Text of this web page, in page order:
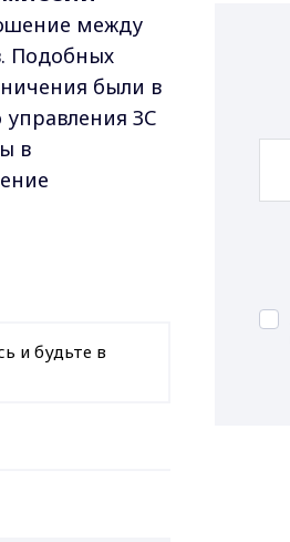
между
Подобных
были в
ЗС
в
и будьте в